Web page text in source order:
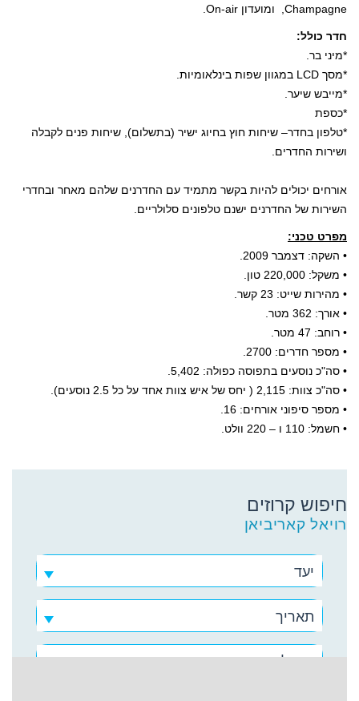
Champagne, ומועדון On-air.
חדר כולל:
*מיני בר.
*מסך LCD במגוון שפות בינלאומיות.
*מייבש שיער.
*כספת
*טלפון בחדר– שיחות חוץ בחיוג ישיר (בתשלום), שיחות פנים לקבלה
ושירות החדרים.
אורחים יכולים להיות בקשר מתמיד עם החדרנים שלהם מאחר ובחדרי
השירות של החדרנים ישנם טלפונים סלולריים.
מפרט טכני:
• השקה: דצמבר 2009.
• משקל: 220,000 טון.
• מהירות שייט: 23 קשר.
• אורך: 362 מטר.
• רוחב: 47 מטר.
• מספר חדרים: 2700.
• סה"כ נוסעים בתפוסה כפולה: 5,402.
• סה"כ צוות: 2,115 ( יחס של איש צוות אחד על כל 2.5 נוסעים).
• מספר סיפוני אורחים: 16.
• חשמל: 110 ו – 220 וולט.
חיפוש קרוזים
רויאל קאריביאן
יעד
תאריך
רויאל קאריביאן